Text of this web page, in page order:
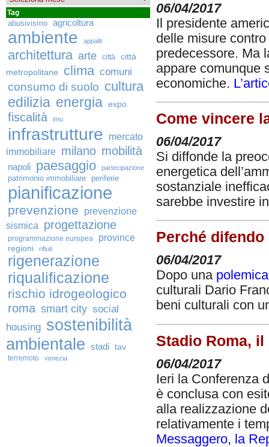
Tag
abusivismo agricoltura
ambiente appalti
architettura arte città
città
metropolitane
clima comuni
consumo di suolo cultura
edilizia energia expo
fiscalità imu
infrastrutture
mercato
immobiliare milano mobilità
napoli paesaggio partecipazione
patrimonio immobiliare periferie
pianificazione
prevenzione
prevenzione
sismica
progettazione
programmazione europea province
regioni rifiuti
rigenerazione
riqualificazione
rischio idrogeologico
roma smart city social
housing sostenibilità
ambientale stadi tav
terremoto venezia
06/04/2017
Il presidente
delle misure
predecessore. Ma
appare comunque
economiche.
Come vincere
06/04/2017
Si diffonde la
energetica
sostanziale
sarebbe investire
Perché difendo
06/04/2017
Dopo una
culturali Dario
beni culturali con
Stadio Roma,
06/04/2017
Ieri la Conferenza
è conclusa con
alla realizzazione
relativamente i
Messaggero, la